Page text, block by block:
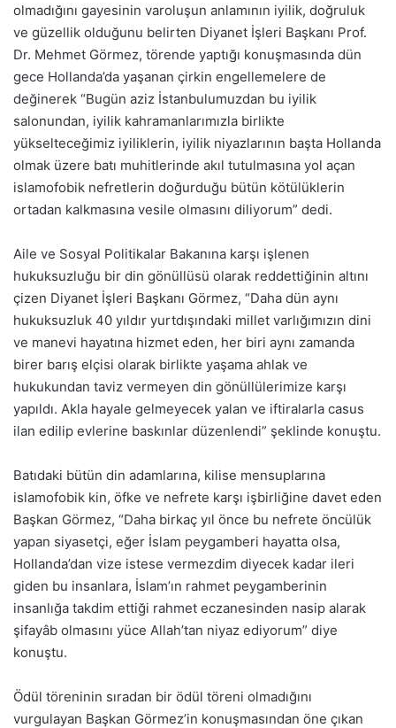
olmadığını gayesinin varoluşun anlamının iyilik, doğruluk
ve güzellik olduğunu belirten Diyanet İşleri Başkanı Prof.
Dr. Mehmet Görmez, törende yaptığı konuşmasında dün
gece Hollanda’da yaşanan çirkin engellemelere de
değinerek “Bugün aziz İstanbulumuzdan bu iyilik
salonundan, iyilik kahramanlarımızla birlikte
yükselteceğimiz iyiliklerin, iyilik niyazlarının başta Hollanda
olmak üzere batı muhitlerinde akıl tutulmasına yol açan
islamofobik nefretlerin doğurduğu bütün kötülüklerin
ortadan kalkmasına vesile olmasını diliyorum” dedi.
Aile ve Sosyal Politikalar Bakanına karşı işlenen
hukuksuzluğu bir din gönüllüsü olarak reddettiğinin altını
çizen Diyanet İşleri Başkanı Görmez, “Daha dün aynı
hukuksuzluk 40 yıldır yurtdışındaki millet varlığımızın dini
ve manevi hayatına hizmet eden, her biri aynı zamanda
birer barış elçisi olarak birlikte yaşama ahlak ve
hukukundan taviz vermeyen din gönüllülerimize karşı
yapıldı. Akla hayale gelmeyecek yalan ve iftiralarla casus
ilan edilip evlerine baskınlar düzenlendi” şeklinde konuştu.
Batıdaki bütün din adamlarına, kilise mensuplarına
islamofobik kin, öfke ve nefrete karşı işbirliğine davet eden
Başkan Görmez, “Daha birkaç yıl önce bu nefrete öncülük
yapan siyasetçi, eğer İslam peygamberi hayatta olsa,
Hollanda’dan vize istese vermezdim diyecek kadar ileri
giden bu insanlara, İslam’ın rahmet peygamberinin
insanlığa takdim ettiği rahmet eczanesinden nasip alarak
şifayâb olmasını yüce Allah’tan niyaz ediyorum” diye
konuştu.
Ödül töreninin sıradan bir ödül töreni olmadığını
vurgulayan Başkan Görmez’in konuşmasından öne çıkan